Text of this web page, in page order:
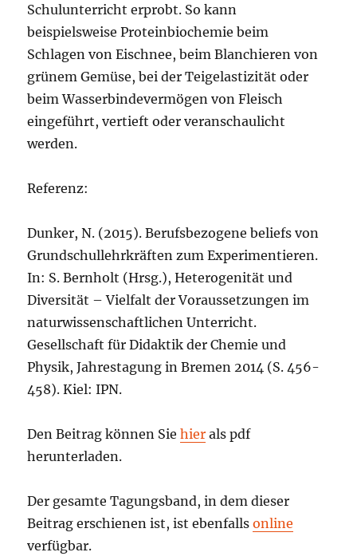
Schulunterricht erprobt. So kann
beispielsweise Proteinbiochemie beim
Schlagen von Eischnee, beim Blanchieren von
grünem Gemüse, bei der Teigelastizität oder
beim Wasserbindevermögen von Fleisch
eingeführt, vertieft oder veranschaulicht
werden.
Referenz:
Dunker, N. (2015). Berufsbezogene beliefs von
Grundschullehrkräften zum Experimentieren.
In: S. Bernholt (Hrsg.), Heterogenität und
Diversität – Vielfalt der Voraussetzungen im
naturwissenschaftlichen Unterricht.
Gesellschaft für Didaktik der Chemie und
Physik, Jahrestagung in Bremen 2014 (S. 456-
458). Kiel: IPN.
Den Beitrag können Siehier als pdf
herunterladen.
Der gesamte Tagungsband, in dem dieser
Beitrag erschienen ist, ist ebenfallsonline
verfügbar.